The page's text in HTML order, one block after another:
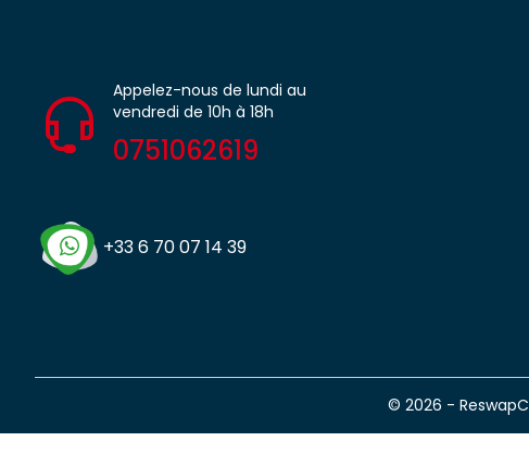
Appelez-nous de lundi au
vendredi de 10h à 18h
0751062619
+33 6 70 07 14 39
© 2026 - ReswapC